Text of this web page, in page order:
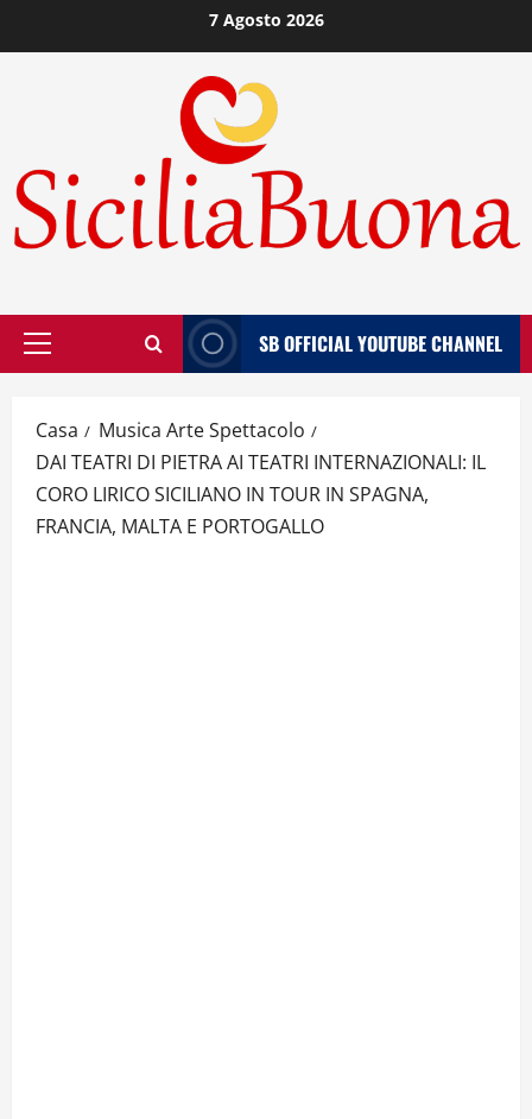
al
7 Agosto 2026
Menù
SB OFFICIAL YOUTUBE CHANNEL
Casa
Musica Arte Spettacolo
DAI TEATRI DI PIETRA AI TEATRI INTERNAZIONALI: IL
CORO LIRICO SICILIANO IN TOUR IN SPAGNA,
FRANCIA, MALTA E PORTOGALLO